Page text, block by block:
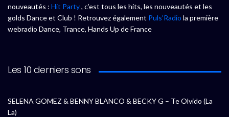
nouveautés : Hit Party, c’est tous les hits, les nouveautés et les
golds Dance et Club ! Retrouvez également Puls’Radio la première
webradio Dance, Trance, Hands Up de France
Les 10 derniers sons
SELENA GOMEZ & BENNY BLANCO & BECKY G – Te Olvido (La
La)